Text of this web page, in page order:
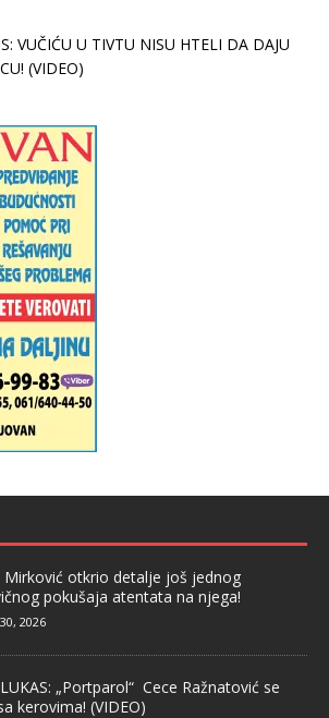
VUČIĆU U TIVTU NISU HTELI DA DAJU
(VIDEO)
Mirković otkrio detalje još jednog
pokušaja atentata na njega!
2026
„Portparol“ Cece Ražnatović se
kerovima! (VIDEO)